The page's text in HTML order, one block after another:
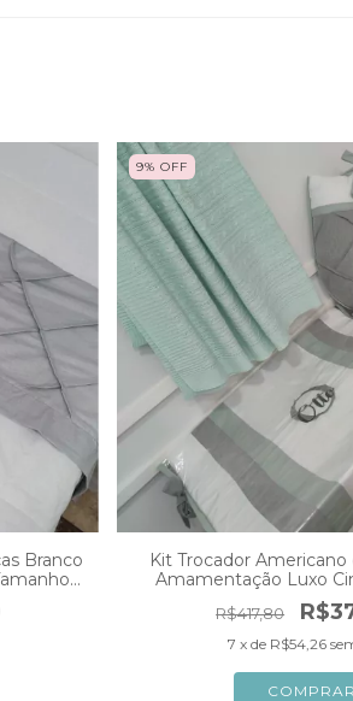
Branco
9% OFF
Kit Trocador
Amamentação Luxo
R$417,80
7 x de R$54,26